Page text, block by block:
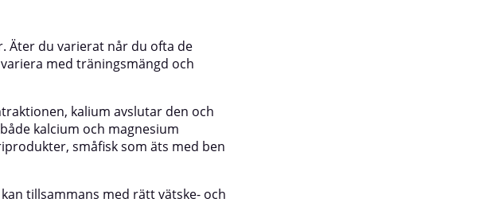
Äter du varierat når du ofta de
med träningsmängd och
kalium avslutar den och
kalcium och magnesium
småfisk som äts med ben
tillsammans med rätt vätske- och